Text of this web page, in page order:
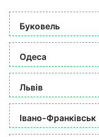
Буковель
Одеса
Львів
Івано-Франківськ